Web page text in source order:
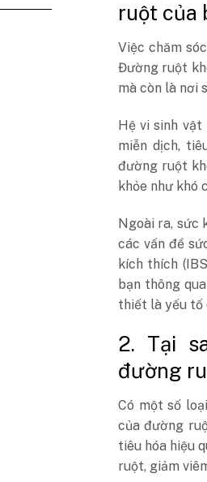
ruột của
Việc chăm
Đường ruột
mà còn là nơi
Hệ vi sinh
miễn dịch,
đường ruột
khỏe như khó
Ngoài ra, sức
các vấn đề
kích thích
bạn thông
thiết là yếu tố
2. Tại
đường
Có một số
của đường
tiêu hóa hiệu
ruột, giảm